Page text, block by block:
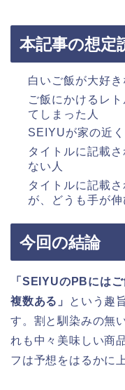
本記事の想定
白いご飯が大好き
ご飯にかけるレ
てしまった人
SEIYUが家の近
タイトルに記載
ない人
タイトルに記載
が、どうも手が伸
今回の結論
「SEIYUのPBには
複数ある」
という趣
す。割と馴染みの無
れも中々美味しい商
フは予想をはるかに